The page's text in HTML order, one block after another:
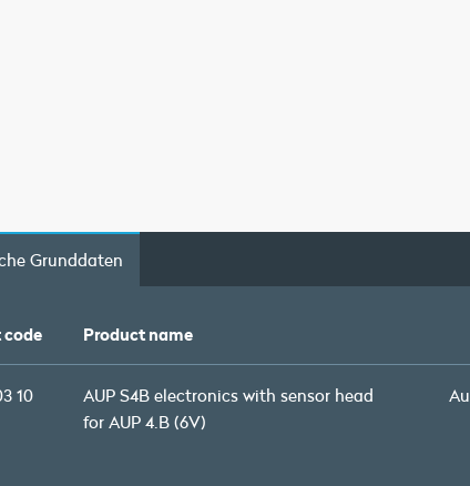
Grunddaten
code Product name
10
AUP S4B electronics with sensor head
for AUP 4.B (6V)